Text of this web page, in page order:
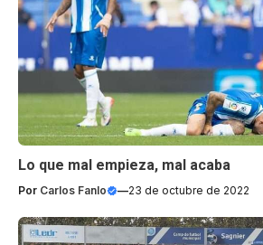
Lo que mal empieza, mal acaba
Por Carlos Fanlo —23 de octubre de 2022